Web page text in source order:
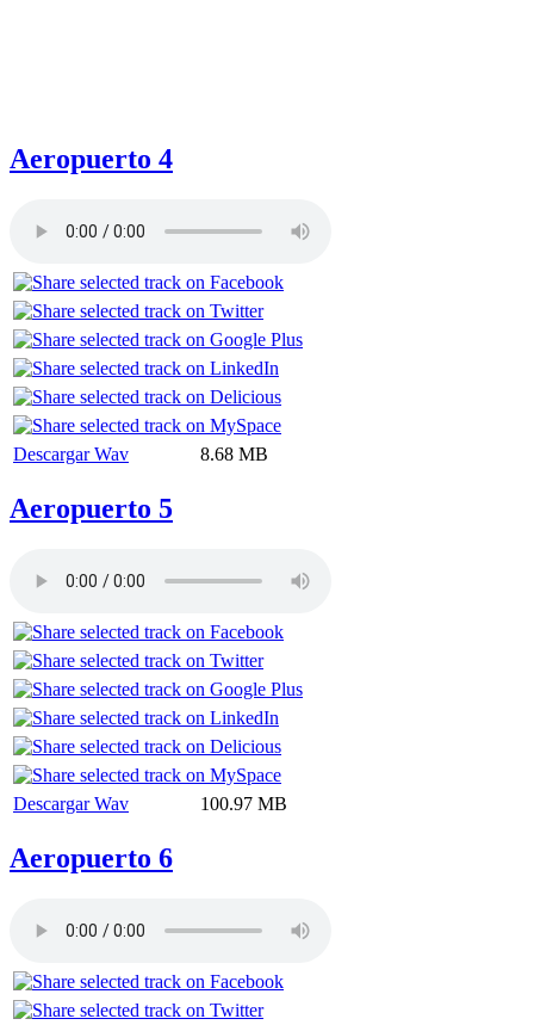
Aeropuerto 4
Descargar Wav 8.68 MB
Aeropuerto 5
Descargar Wav 100.97 MB
Aeropuerto 6